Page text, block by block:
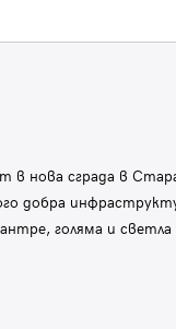
нова сграда в
добра
голяма и светла